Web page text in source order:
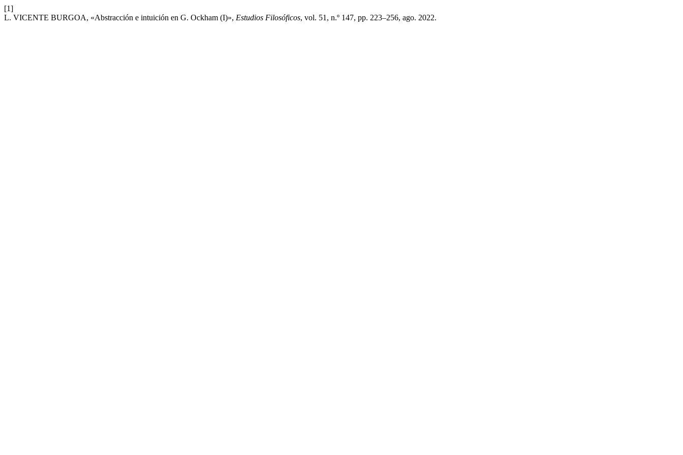
[1]
L. VICENTE BURGOA, «Abstracción e intuición en G. Ockham (I)», Estudios Filosóficos, vol. 51, n.º 147, pp. 223–256, ago. 2022.